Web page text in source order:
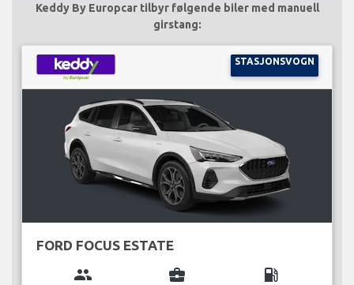
Keddy By Europcar tilbyr følgende biler med manuell
girstang:
STASJONSVOGN
FORD FOCUS ESTATE
group business_center local_gas_station